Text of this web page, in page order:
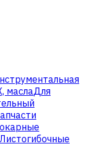
маслаДля
Листогибочные